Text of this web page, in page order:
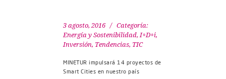
3 agosto, 2016
Categoría:
Energía y Sostenibilidad, I+D+i,
Inversión, Tendencias, TIC
MINETUR impulsará 14 proyectos de
Smart Cities en nuestro país